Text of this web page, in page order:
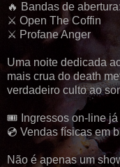
🔥 Bandas de abertura:
⚔️ Open The Coffin
⚔️ Profane Anger
Uma noite dedicada
mais crua do death
verdadeiro culto ao
🎟️ Ingressos on-line
💿 Vendas físicas em
Não é apenas um